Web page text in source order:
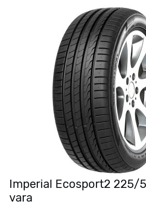
Imperial Ecosport2 225/
vara